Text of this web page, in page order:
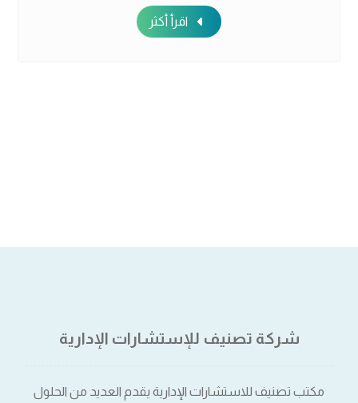
اقرأ أكثر
شركة تصنيف للإستشارات الإدارية
مكتب تصنيف للاستشارات الإدارية يقدم العديد من الحلول